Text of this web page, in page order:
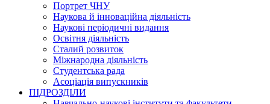
Портрет ЧНУ
Наукова й інноваційна діяльність
Наукові періодичні видання
Освітня діяльність
Сталий розвиток
Міжнародна діяльність
Студентська рада
Асоціація випускників
ПІДРОЗДІЛИ